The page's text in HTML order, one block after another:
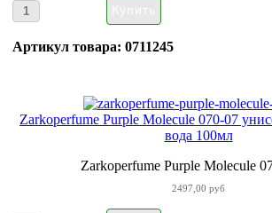
Артикул товара: 0711245
Zarkoperfume Purple Molecule 070-07
вода 100мл
Zarkoperfume Purple Molecule
2497,00 руб